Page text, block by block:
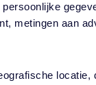
metingen aan
Dit is een